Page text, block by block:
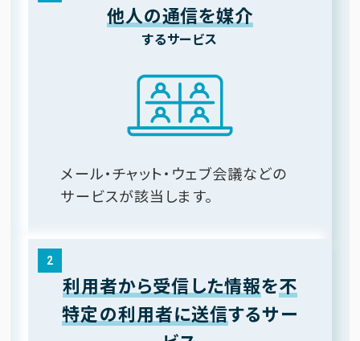
他人の通信を媒介
するサービス
メール・チャット・ウェブ会議などの
サービスが該当します。
2
利用者から受信した情報を不
特定の利用者に送信するサー